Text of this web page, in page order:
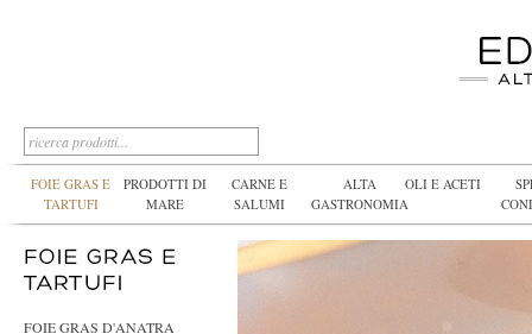
FOIE GRAS E
TARTUFI
PRODOTTI DI
MARE
CARNE E
SALUMI
ALTA
GASTRONOMIA
OLI E ACETI
FOIE GRAS D'ANATRA